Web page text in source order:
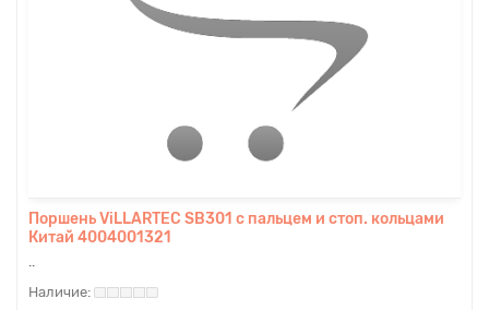
Поршень ViLLARTEC SB301 с пальцем и стоп. кольцами
Китай 4004001321
..